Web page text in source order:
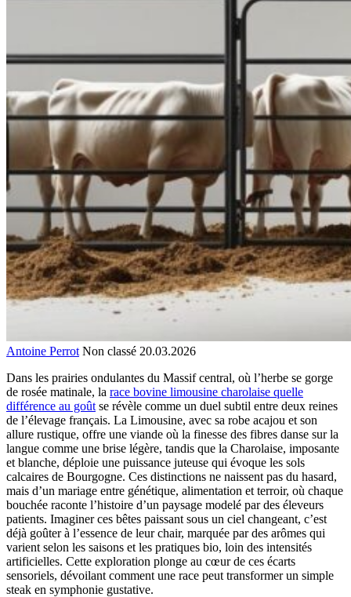
Antoine Perrot Non classé 20.03.2026
Dans les prairies ondulantes du Massif central, où l’herbe se gorge
de rosée matinale, la race bovine limousine charolaise quelle
différence au goût se révèle comme un duel subtil entre deux reines
de l’élevage français. La Limousine, avec sa robe acajou et son
allure rustique, offre une viande où la finesse des fibres danse sur la
langue comme une brise légère, tandis que la Charolaise, imposante
et blanche, déploie une puissance juteuse qui évoque les sols
calcaires de Bourgogne. Ces distinctions ne naissent pas du hasard,
mais d’un mariage entre génétique, alimentation et terroir, où chaque
bouchée raconte l’histoire d’un paysage modelé par des éleveurs
patients. Imaginer ces bêtes paissant sous un ciel changeant, c’est
déjà goûter à l’essence de leur chair, marquée par des arômes qui
varient selon les saisons et les pratiques bio, loin des intensités
artificielles. Cette exploration plonge au cœur de ces écarts
sensoriels, dévoilant comment une race peut transformer un simple
steak en symphonie gustative.